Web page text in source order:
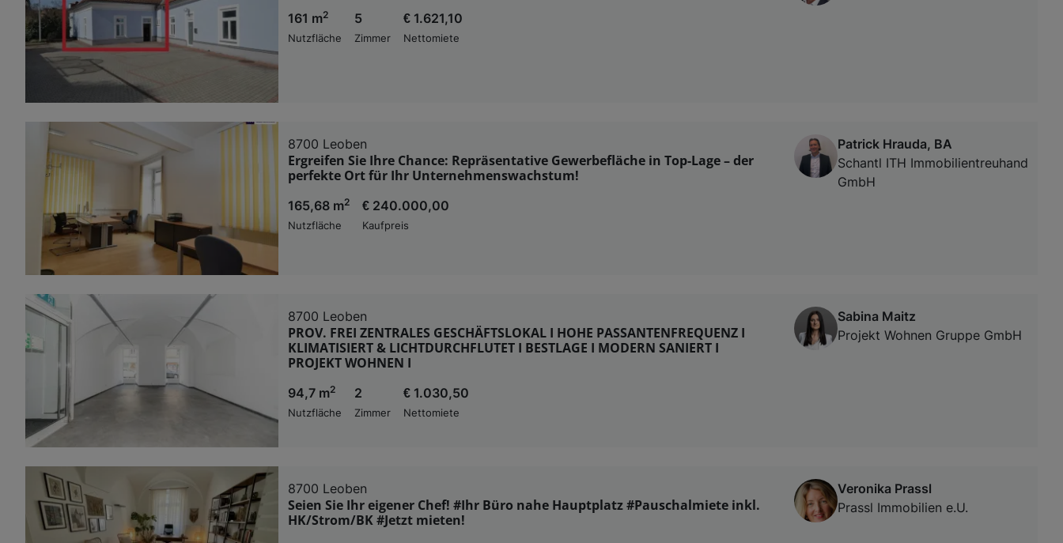
161 m2
Nutzfläche
5
Zimmer
€ 1.621,10
Nettomiete
8700 Leoben
Ergreifen Sie Ihre Chance: Repräsentative Gewerbefläche in Top-Lage – der
perfekte Ort für Ihr Unternehmenswachstum!
165,68 m2
Nutzfläche
€ 240.000,00
Kaufpreis
Patrick Hrauda, BA
Schantl ITH Immobilientreuhand
GmbH
8700 Leoben
PROV. FREI ZENTRALES GESCHÄFTSLOKAL I HOHE PASSANTENFREQUENZ I
KLIMATISIERT & LICHTDURCHFLUTET I BESTLAGE I MODERN SANIERT I
PROJEKT WOHNEN I
94,7 m2
Nutzfläche
2
Zimmer
€ 1.030,50
Nettomiete
Sabina Maitz
Projekt Wohnen Gruppe GmbH
8700 Leoben
Seien Sie Ihr eigener Chef! #Ihr Büro nahe Hauptplatz #Pauschalmiete inkl.
HK/Strom/BK #Jetzt mieten!
Veronika Prassl
Prassl Immobilien e.U.